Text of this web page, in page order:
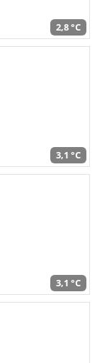
2,8 °C
3,1 °C
3,1 °C